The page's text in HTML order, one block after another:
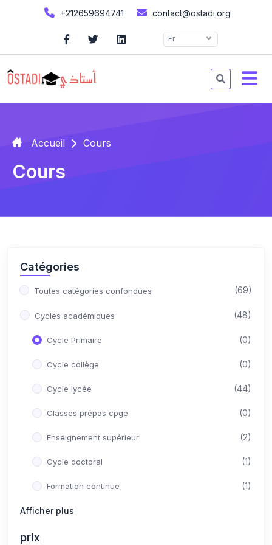
+212659694741 contact@ostadi.org
Fr
Accueil Cours
Cours
Catégories
Toutes catégories confondues (69)
Cycles académiques (48)
Cycle Primaire (0)
Cycle collège (0)
Cycle lycée (44)
Classes prépas cpge (0)
Enseignement supérieur (2)
Cycle doctoral (1)
Formation continue (1)
Concours Post-Bac
Afficher plus
prix